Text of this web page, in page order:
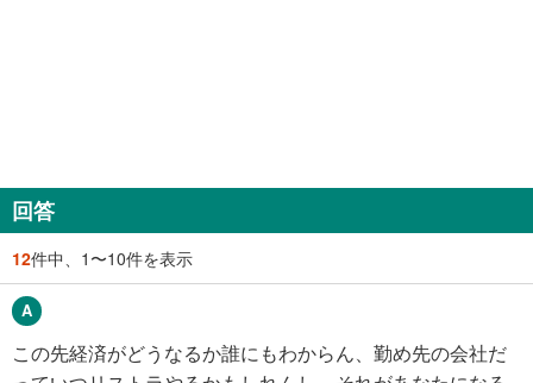
回答
12件中、1〜10件を表示
この先経済がどうなるか誰にもわからん、勤め先の会社だ